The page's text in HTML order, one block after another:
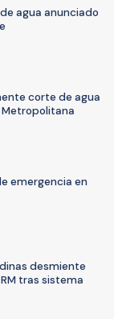
agua anunciado
corte de agua
Metropolitana
emergencia en
desmiente
tras sistema